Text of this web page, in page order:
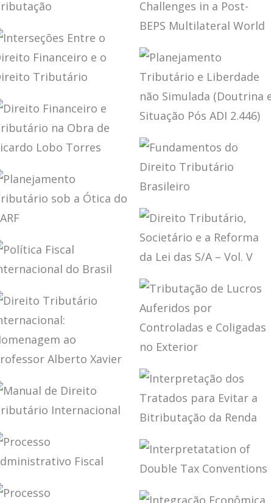
A ÓTICA DO CARF
TAX TREATY
INTERPRETATION:
CHALLENGES IN
A POST-BEPS
MULTILATERAL
WORLD
CONTABILIDADE,
IFRS E
TRIBUTAÇÃO
INTERSEÇÕES
ENTRE O DIREITO
FINANCEIRO E O
DIREITO
TRIBUTÁRIO
PLANEJAMENTO
TRIBUTÁRIO E
LIBERDADE NÃO
SIMULADA
(DOUTRINA E
ADI 2.446)
DIREITO
FINANCEIRO E
TRIBUTÁRIO NA
OBRA DE
RICARDO LOBO
FUNDAMENTOS
DO DIREITO
TRIBUTÁRIO
BRASILEIRO
PLANEJAMENTO
TRIBUTÁRIO SOB
A ÓTICA DO CARF
DIREITO
TRIBUTÁRIO,
SOCIETÁRIO E A
REFORMA DA LEI
DAS S/A – VOL. V
POLÍTICA FISCAL
INTERNACIONAL
DO BRASIL
TRIBUTAÇÃO DE
LUCROS
AUFERIDOS POR
CONTROLADAS E
COLIGADAS NO
DIREITO
TRIBUTÁRIO
INTERNACIONAL:
PROFESSOR
ALBERTO XAVIER INTERPRETAÇÃO
DOS TRATADOS
PARA EVITAR A
DA RENDA
MANUAL DE
DIREITO
TRIBUTÁRIO
PROCESSO INTERPRETATATION